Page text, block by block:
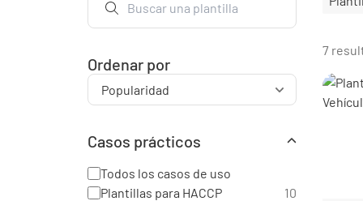
Ordenar por
Casos prácticos
Todos los casos de uso
Plantillas para HACCP
10
7